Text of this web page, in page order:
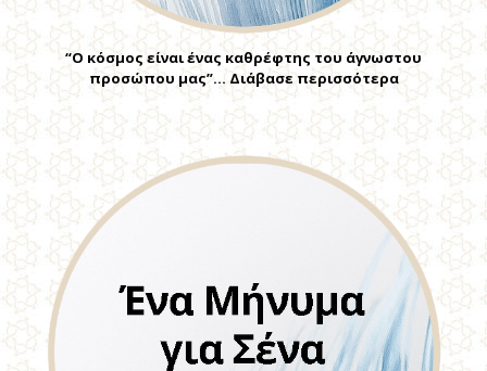
“Ο κόσμος είναι ένας καθρέφτης του άγνωστου
προσώπου μας”… Διάβασε περισσότερα